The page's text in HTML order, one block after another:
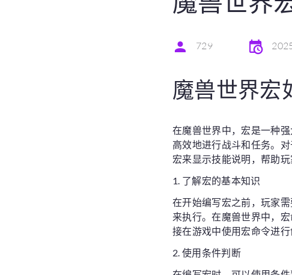
729
魔兽世界宏
在魔兽世界中，宏是一种
高效地进行战斗和任务。
宏来显示技能说明，帮助玩
1. 了解宏的基本知识
在开始编写宏之前，玩家
来执行。在魔兽世界中，
接在游戏中使用宏命令进行
2. 使用条件判断